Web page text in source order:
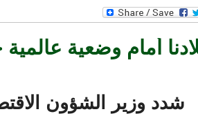
أمام وضعية عالمية
وزير الشؤون